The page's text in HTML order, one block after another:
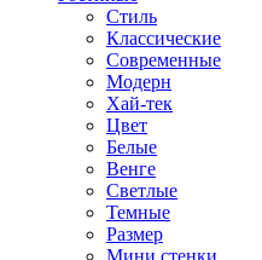
Стиль
Классические
Современные
Модерн
Хай-тек
Цвет
Белые
Венге
Светлые
Темные
Размер
Мини стенки